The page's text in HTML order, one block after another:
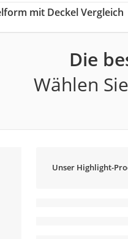
mit Deckel Vergleich
Die
Wählen
Unser Highlight-